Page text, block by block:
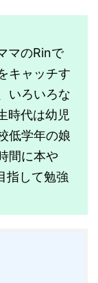
マのRinで
キャッチす
いろいろな
時代は幼児
低学年の娘
間に本や
指して勉強